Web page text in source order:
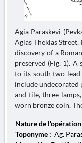
Agia Paraskevi
Agias Theklas
discovery of a
preserved (Fig. 1). A
to its south two
include undecorated
and tile, three
worn bronze coin.
Nature de l'opération
Toponyme : Ag.